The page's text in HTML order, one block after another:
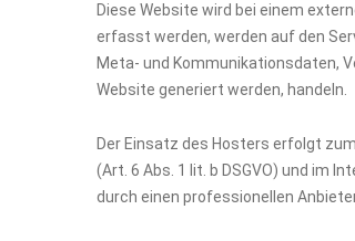
Diese Website wird bei einem
erfasst werden, werden auf den
Meta- und Kommunikationsdaten,
Website generiert werden, handeln.
Der Einsatz des Hosters erfolgt
(Art. 6 Abs. 1 lit. b DSGVO) und im
durch einen professionellen Anbieter